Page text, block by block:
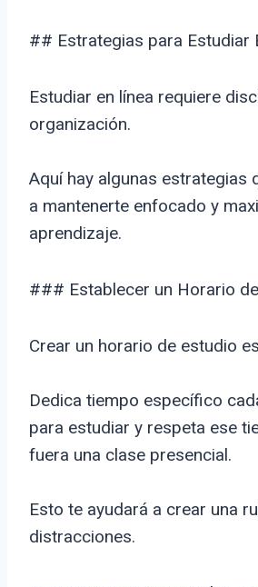
## Estrategias para Estudiar
Estudiar en línea requiere
organización.
Aquí hay algunas estrategias
a mantenerte enfocado y
aprendizaje.
### Establecer un Horario
Crear un horario de estudio
Dedica tiempo específico
para estudiar y respeta ese
fuera una clase presencial.
Esto te ayudará a crear una
distracciones.